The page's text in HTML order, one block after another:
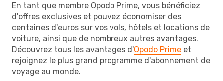
En tant que membre Opodo Prime, vous bénéficiez
d'offres exclusives et pouvez économiser des
centaines d'euros sur vos vols, hôtels et locations de
voiture, ainsi que de nombreux autres avantages.
Découvrez tous les avantages d'Opodo Prime et
rejoignez le plus grand programme d'abonnement de
voyage au monde.